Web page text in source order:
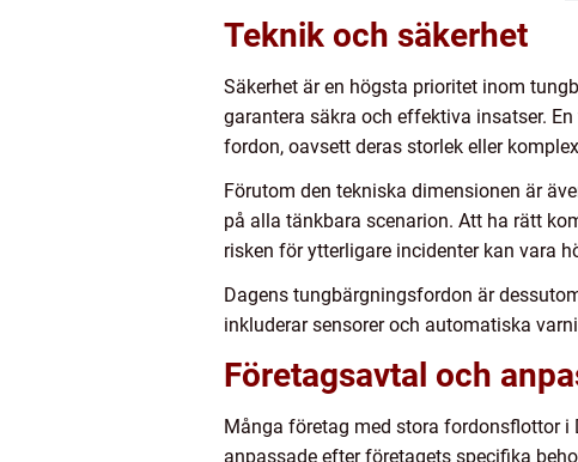
Teknik och säkerhet
Säkerhet är en högsta prioritet inom
garantera säkra och effektiva insatser.
fordon, oavsett deras storlek eller
Förutom den tekniska dimensionen är
på alla tänkbara scenarion. Att ha rätt
risken för ytterligare incidenter kan vara
Dagens tungbärgningsfordon är
inkluderar sensorer och automatiska
Företagsavtal och
Många företag med stora fordonsflottor i
anpassade efter företagets specifika